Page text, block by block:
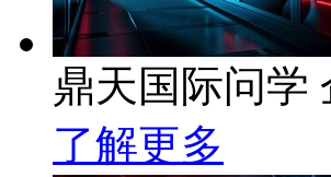
鼎天国际问学
了解更多